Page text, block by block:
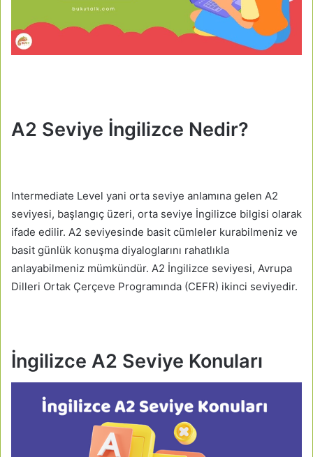
A2 Seviye İngilizce Nedir?
Intermediate Level yani orta seviye anlamına gelen A2
seviyesi, başlangıç üzeri, orta seviye İngilizce bilgisi olarak
ifade edilir. A2 seviyesinde basit cümleler kurabilmeniz ve
basit günlük konuşma diyaloglarını rahatlıkla
anlayabilmeniz mümkündür. A2 İngilizce seviyesi, Avrupa
Dilleri Ortak Çerçeve Programında (CEFR) ikinci seviyedir.
İngilizce A2 Seviye Konuları